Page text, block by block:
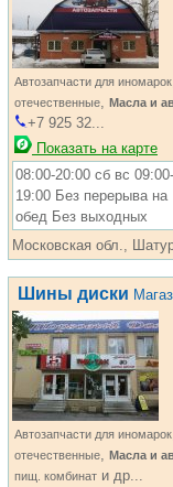
Автозапчасти для иномарок
отечественные, Масла и
+7 925 32...
Показать на карте
08:00-20:00 сб вс 09:00-
19:00 Без перерыва на
обед Без выходных
Московская обл.,
Шины диски
Автозапчасти для иномарок
отечественные, Масла и
пищ. комбинат и др...